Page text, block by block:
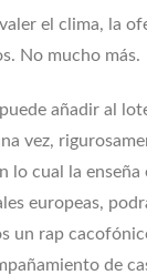
el clima, la
No mucho más.
añadir al
vez,
lo cual la
europeas,
un rap
de